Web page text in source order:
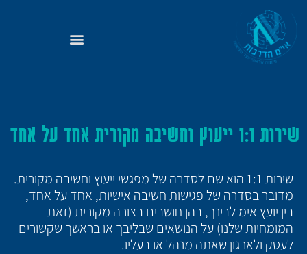
שירות 1:1 ייעוץ וחשיבה מקורית אחד על אחד
שירות 1:1 הוא שם לסדרה של מפגשי ייעוץ וחשיבה מקורית.
מדובר בסדרה של פגישות חשיבה אישיות, אחד על אחד,
בין יועץ אימ לבינך, בהן חושבים בצורה מקורית (זאת
המומחיות שלנו) על הנושאים שבליבך או בראשך שקשורים
לעסק ולארגון שאתה מנהל או בעליו.